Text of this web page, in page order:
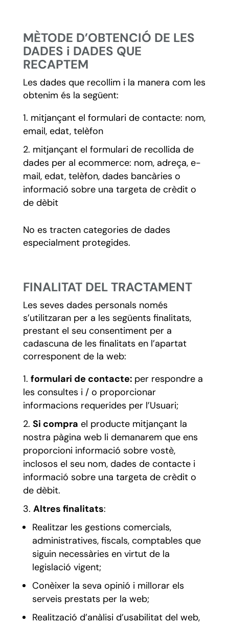
MÈTODE D’OBTENCIÓ DE LES
DADES i DADES QUE
RECAPTEM
Les dades que recollim i la manera com les
obtenim és la següent:
mitjançant el formulari de contacte: nom,
email, edat, telèfon
mitjançant el formulari de recollida de
dades per al ecommerce: nom, adreça, e-
mail, edat, telèfon, dades bancàries o
informació sobre una targeta de crèdit o
de dèbit
No es tracten categories de dades
especialment protegides.
FINALITAT DEL TRACTAMENT
Les seves dades personals només
s’utilitzaran per a les següents finalitats,
prestant el seu consentiment per a
cadascuna de les finalitats en l’apartat
corresponent de la web:
formulari de contacte: per respondre a
les consultes i / o proporcionar
informacions requerides per l’Usuari;
Si compra el producte mitjançant la
nostra pàgina web li demanarem que ens
proporcioni informació sobre vostè,
inclosos el seu nom, dades de contacte i
informació sobre una targeta de crèdit o
de dèbit.
Altres finalitats:
Realitzar les gestions comercials,
administratives, fiscals, comptables que
siguin necessàries en virtut de la
legislació vigent;
Conèixer la seva opinió i millorar els
serveis prestats per la web;
Realització d’anàlisi d’usabilitat del web,